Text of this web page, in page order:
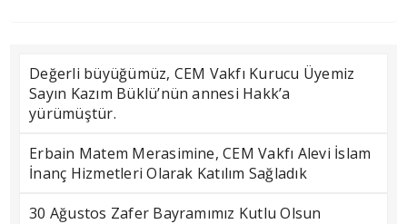
Değerli büyüğümüz, CEM Vakfı Kurucu Üyemiz
Sayın Kazım Büklü’nün annesi Hakk’a
yürümüştür.
Erbain Matem Merasimine, CEM Vakfı Alevi İslam
İnanç Hizmetleri Olarak Katılım Sağladık
30 Ağustos Zafer Bayramımız Kutlu Olsun